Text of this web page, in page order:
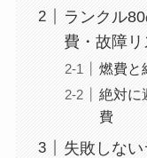
ランクル
費・故障リ
燃費と
絶対に
費
失敗しな